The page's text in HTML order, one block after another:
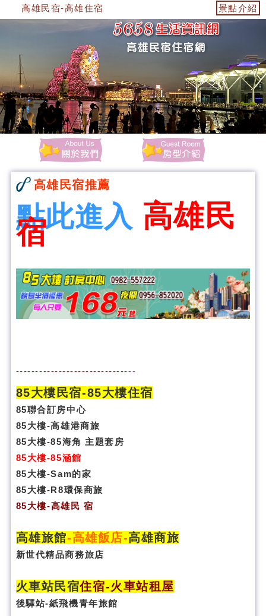
高雄民宿-高雄住宿 景點介紹
高雄民宿推薦
點此進入 高雄民
宿
-------------------------------
85大樓民宿-85大樓住宿
85聯合訂房中心
85大樓-高雄港商旅
85大樓-85海角 主題套房
85大樓-85涵館
85大樓-Sam的家
85大樓-R8環保商旅
85大樓-高雄民 宿
高雄旅館-高雄飯店-高雄商旅
新世代精品商務旅店
火車站民宿住宿-火車站租屋
後驛站-紙飛機青年旅館